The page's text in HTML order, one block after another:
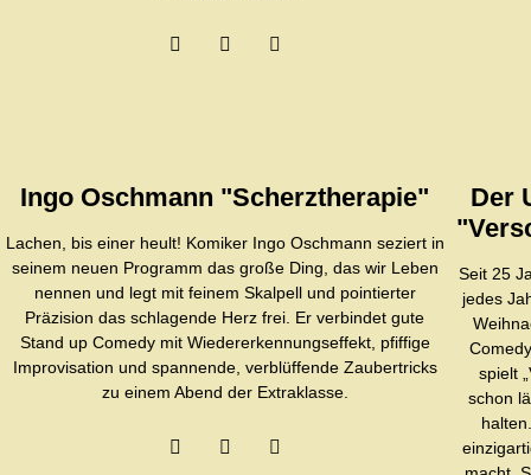
Ingo Oschmann "Scherztherapie"
Lachen, bis einer heult! Komiker Ingo Oschmann seziert in
seinem neuen Programm das große Ding, das wir Leben
nennen und legt mit feinem Skalpell und pointierter
Präzision das schlagende Herz frei. Er verbindet gute
Stand up Comedy mit Wiedererkennungseffekt, pfiffige
Improvisation und spannende, verblüffende Zaubertricks
zu einem Abend der Extraklasse.
Der
Seit 25
jedes
spielt
schon